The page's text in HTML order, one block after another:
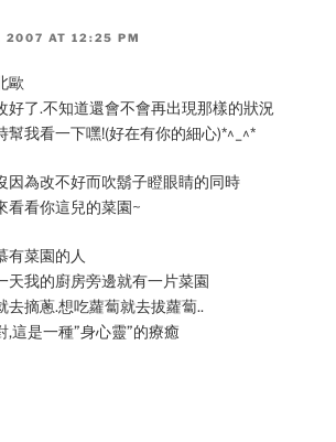
2007 AT 12:25 PM
歐
好了.不知道還會不會再出現那樣的狀況
幫我看一下嘿!(好在有你的細心)*^_^*
因為改不好而吹鬍子瞪眼睛的同時
看看你這兒的菜園~
有菜園的人
天我的廚房旁邊就有一片菜園
去摘蔥.想吃蘿蔔就去拔蘿蔔..
,這是一種”身心靈”的療癒